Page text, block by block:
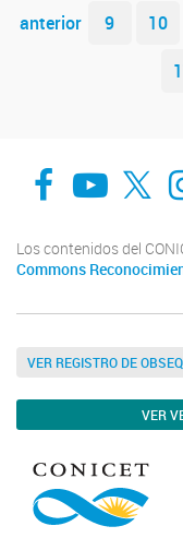
Navegador de
anterior 9 10
You Tube
Los contenidos del
Commons
VER REGISTRO DE
VER